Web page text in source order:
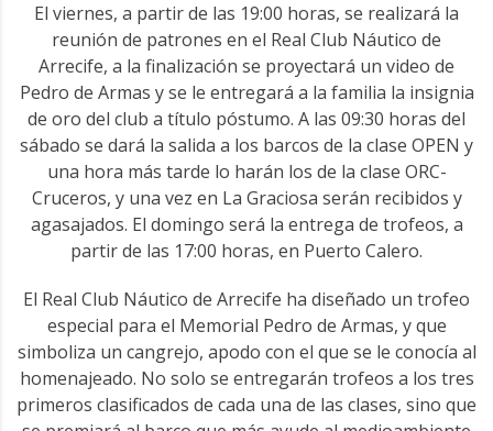
El viernes, a partir de las 19:00 horas, se realizará la
reunión de patrones en el Real Club Náutico de
Arrecife, a la finalización se proyectará un video de
Pedro de Armas y se le entregará a la familia la insignia
de oro del club a título póstumo. A las 09:30 horas del
sábado se dará la salida a los barcos de la clase OPEN y
una hora más tarde lo harán los de la clase ORC-
Cruceros, y una vez en La Graciosa serán recibidos y
agasajados. El domingo será la entrega de trofeos, a
partir de las 17:00 horas, en Puerto Calero.
El Real Club Náutico de Arrecife ha diseñado un trofeo
especial para el Memorial Pedro de Armas, y que
simboliza un cangrejo, apodo con el que se le conocía al
homenajeado. No solo se entregarán trofeos a los tres
primeros clasificados de cada una de las clases, sino que